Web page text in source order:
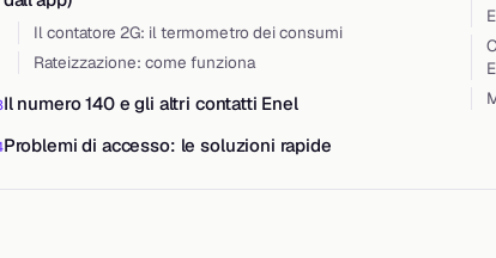
Il contatore 2G: il termometro dei consumi
Rateizzazione: come funziona
Il numero 140 e gli altri contatti Enel
Problemi di accesso: le soluzioni rapide